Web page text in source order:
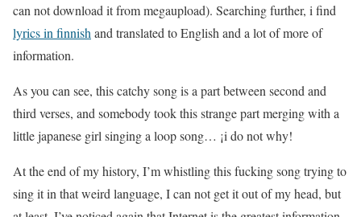
can not download it from megaupload). Searching further, i find
lyrics in finnish and translated to English and a lot of more of
information.
As you can see, this catchy song is a part between second and
third verses, and somebody took this strange part merging with a
little japanese girl singing a loop song… ¡i do not why!
At the end of my history, I’m whistling this fucking song trying to
sing it in that weird language, I can not get it out of my head, but